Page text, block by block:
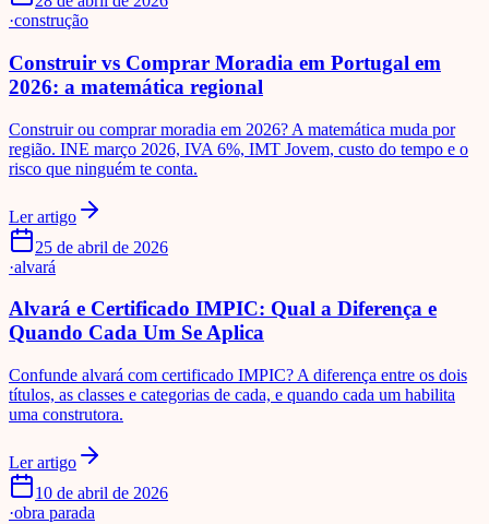
·construção
Construir vs Comprar Moradia em Portugal em
2026: a matemática regional
Construir ou comprar moradia em 2026? A matemática muda por
região. INE março 2026, IVA 6%, IMT Jovem, custo do tempo e o
risco que ninguém te conta.
Ler artigo
25 de abril de 2026
·alvará
Alvará e Certificado IMPIC: Qual a Diferença e
Quando Cada Um Se Aplica
Confunde alvará com certificado IMPIC? A diferença entre os dois
títulos, as classes e categorias de cada, e quando cada um habilita
uma construtora.
Ler artigo
10 de abril de 2026
·obra parada